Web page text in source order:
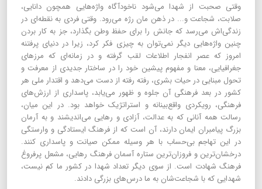
وقتی صحبت از شهدا می‌شود ناخودآگاه واژه‌هایی همچون دانایی،
صلابت، شجاعت و... در ذهن مان رژه می‌رود. وقتی فردی به نقطه‌ای در
زندگی‌اش می‌رسد که جانش را برای حفظ وطن بگذارد، جز به کار بردن
چنین واژه‌هایی دیگر نمی‌توان به چیزی فکر کرد، زیرا در دنیای پرفتنه
امروز که عصر انفجار اطلاعات لقب گرفته و در زمانه‌ای که مرزهای
جغرافیایی، معنا و مفهوم پیشین خود را در ساختار جدیدی از معرفت و
تحول مبنایی در حیات بشری، رفته رفته از دست می‌دهد و اقتدار ملی هر
کشور در بعد فرهنگی آن جلوه و ظهور می‌یابد، پاسداری از ارزش‌های
فرهنگی، رویکردی واقع‌بینانه و استراتژیک خواهد بود. در این میان،
رسالت همه آنانی که به عدالت، آزادی و رهایی می‌اندیشند و به آرمان
بزرگ پیامبران ایمان دارند، آن است که از فرهنگ ایستادگی و وارستگی
در این تهاجم بی‌حساب با هر وسیله ممکن صیانت و پاسداری کنند.
درخشان‌ترین و فروزان‌ترین ستاره آسمان فرهنگ رهایی، مشعل پرفروغ
فرهنگ شهادت است. از سوی دیگر تعداد شهدا در کشور ما کم نیست،
شهدایی که با شجاعت‌شان به ما درس‌های بزرگی دادند.